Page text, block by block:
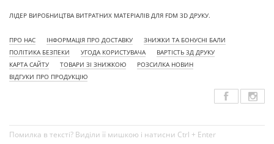
ЛІДЕР ВИРОБНИЦТВА ВИТРАТНИХ МАТЕРІАЛІВ ДЛЯ FDM 3D ДРУКУ.
ПРО НАС ІНФОРМАЦІЯ ПРО ДОСТАВКУ
ЗНИЖКИ ТА БОНУСНІ БАЛИ
ПОЛІТИКА БЕЗПЕКИ
УГОДА КОРИСТУВАЧА
ВАРТІСТЬ 3Д ДРУКУ
КАРТА САЙТУ
ТОВАРИ ЗІ ЗНИЖКОЮ
РОЗСИЛКА НОВИН
ВІДГУКИ ПРО ПРОДУКЦІЮ
Помилка в тексті? Виділи її мишкою і натисни Ctrl + Enter